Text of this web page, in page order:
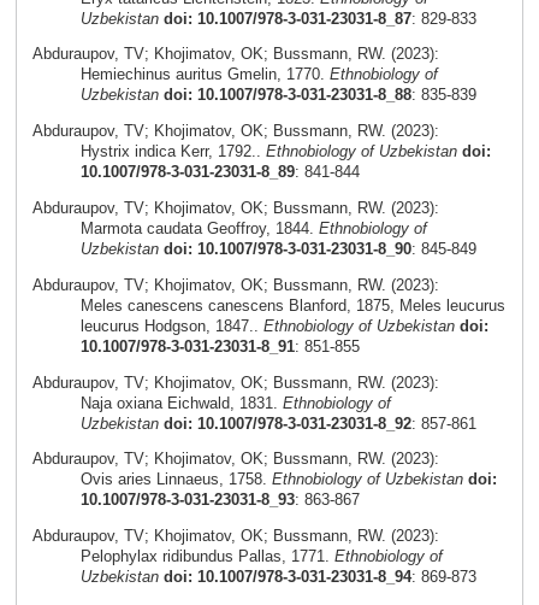
Uzbekistan doi: 10.1007/978-3-031-23031-8_87: 829-833
Abduraupov, TV; Khojimatov, OK; Bussmann, RW. (2023):
Hemiechinus auritus Gmelin, 1770. Ethnobiology of
Uzbekistan doi: 10.1007/978-3-031-23031-8_88: 835-839
Abduraupov, TV; Khojimatov, OK; Bussmann, RW. (2023):
Hystrix indica Kerr, 1792.. Ethnobiology of Uzbekistan doi:
10.1007/978-3-031-23031-8_89: 841-844
Abduraupov, TV; Khojimatov, OK; Bussmann, RW. (2023):
Marmota caudata Geoffroy, 1844. Ethnobiology of
Uzbekistan doi: 10.1007/978-3-031-23031-8_90: 845-849
Abduraupov, TV; Khojimatov, OK; Bussmann, RW. (2023):
Meles canescens canescens Blanford, 1875, Meles leucurus
leucurus Hodgson, 1847.. Ethnobiology of Uzbekistan doi:
10.1007/978-3-031-23031-8_91: 851-855
Abduraupov, TV; Khojimatov, OK; Bussmann, RW. (2023):
Naja oxiana Eichwald, 1831. Ethnobiology of
Uzbekistan doi: 10.1007/978-3-031-23031-8_92: 857-861
Abduraupov, TV; Khojimatov, OK; Bussmann, RW. (2023):
Ovis aries Linnaeus, 1758. Ethnobiology of Uzbekistan doi:
10.1007/978-3-031-23031-8_93: 863-867
Abduraupov, TV; Khojimatov, OK; Bussmann, RW. (2023):
Pelophylax ridibundus Pallas, 1771. Ethnobiology of
Uzbekistan doi: 10.1007/978-3-031-23031-8_94: 869-873